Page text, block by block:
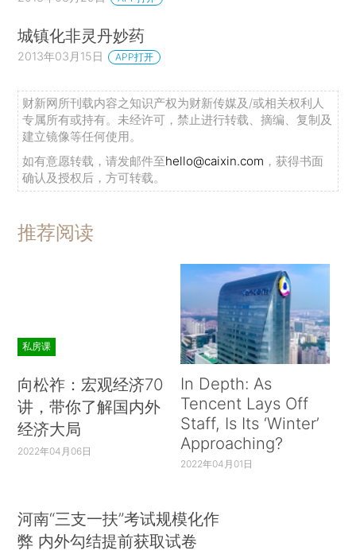
城镇化非灵丹妙药
2013年03月15日 APP打开
财新网所刊载内容之知识产权为财新传媒及/或相关权利人
专属所有或持有。未经许可，禁止进行转载、摘编、复制及
建立镜像等任何使用。
如有意愿转载，请发邮件至hello@caixin.com ，获得书面
确认及授权后，方可转载。
推荐阅读
私房课
向松祚：宏观经济70
讲，带你了解国内外
经济大局
2022年04月06日
In Depth: As
Tencent Lays Off
Staff, Is Its ‘Winter’
Approaching?
2022年04月01日
河南“三支一扶”考试规模化作
弊 内外勾结提前获取试卷